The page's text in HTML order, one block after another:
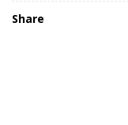
Share